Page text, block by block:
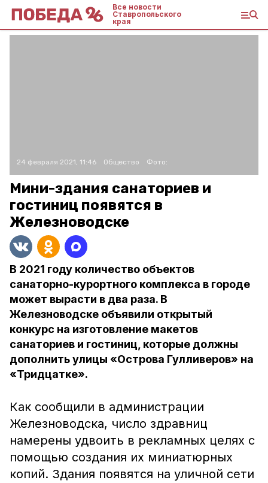
Все новости
Ставропольского
края
24 февраля 2021, 11:46 Общество Фото:
Мини-здания санаториев и
гостиниц появятся в
Железноводске
В 2021 году количество объектов
санаторно-курортного комплекса в городе
может вырасти в два раза. В
Железноводске объявили открытый
конкурс на изготовление макетов
санаториев и гостиниц, которые должны
дополнить улицы «Острова Гулливеров» на
«Тридцатке».
Как сообщили в администрации
Железноводска, число здравниц
намерены удвоить в рекламных целях с
помощью создания их миниатюрных
копий. Здания появятся на уличной сети